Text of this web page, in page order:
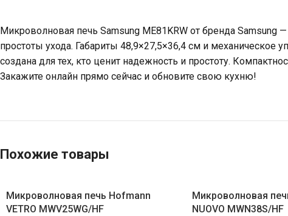
Микроволновая печь Samsung ME81KRW от бренда
простоты ухода. Габариты 48,9×27,5×36,4 см и механическое
создана для тех, кто ценит надежность и простоту.
Закажите онлайн прямо сейчас и обновите свою кухню!
Похожие товары
Микроволновая печь Hofmann
VETRO MWV25WG/HF
Микроволновая
NUOVO MWN38S/HF